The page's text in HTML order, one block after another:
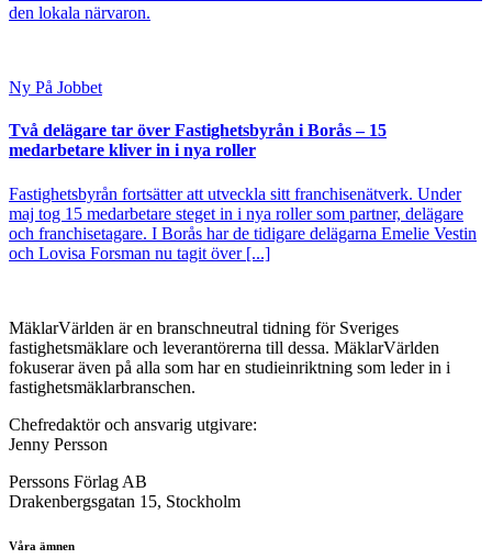
den lokala närvaron.
Ny På Jobbet
Två delägare tar över Fastighetsbyrån i Borås – 15
medarbetare kliver in i nya roller
Fastighetsbyrån fortsätter att utveckla sitt franchisenätverk. Under
maj tog 15 medarbetare steget in i nya roller som partner, delägare
och franchisetagare. I Borås har de tidigare delägarna Emelie Vestin
och Lovisa Forsman nu tagit över [...]
MäklarVärlden är en branschneutral tidning för Sveriges
fastighetsmäklare och leverantörerna till dessa. MäklarVärlden
fokuserar även på alla som har en studieinriktning som leder in i
fastighetsmäklarbranschen.
Chefredaktör och ansvarig utgivare:
Jenny Persson
Perssons Förlag AB
Drakenbergsgatan 15, Stockholm
Våra ämnen